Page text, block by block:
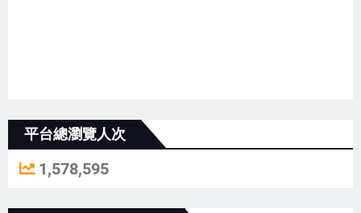
平台總瀏覽人次
1,578,595